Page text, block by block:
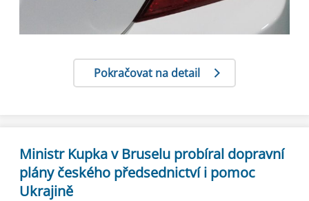
Pokračovat na detail
Ministr Kupka v Bruselu probíral dopravní
plány českého předsednictví i pomoc
Ukrajině